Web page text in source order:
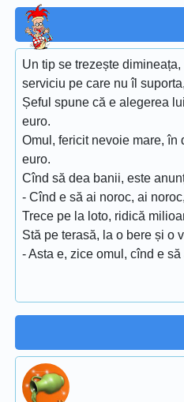
Un tip se trezește
serviciu pe care nu îl
Șeful spune că e alegerea
euro.
Omul, fericit nevoie mare, în
euro.
Cînd să dea banii, este
- Cînd e să ai noroc, ai
Trece pe la loto, ridică
Stă pe terasă, la o bere și o
- Asta e, zice omul, cînd e